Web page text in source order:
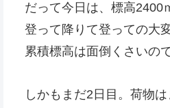
だって今日は、標高2400
登って降りて登っての大
累積標高は面倒くさいの
しかもまだ2日目。荷物は